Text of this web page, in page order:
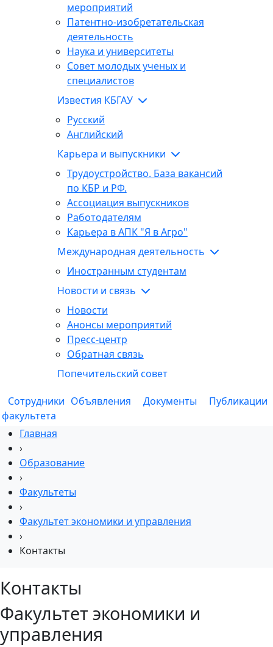
мероприятий
Патентно-изобретательская
деятельность
Наука и университеты
Совет молодых ученых и
специалистов
Известия КБГАУ
Русский
Английский
Карьера и выпускники
Трудоустройство. База вакансий
по КБР и РФ.
Ассоциация выпускников
Работодателям
Карьера в АПК "Я в Агро"
Международная деятельность
Иностранным студентам
Новости и связь
Новости
Анонсы мероприятий
Пресс-центр
Обратная связь
Попечительский совет
Сотрудники
факультета
Объявления Документы Публикации
Главная
›
Образование
›
Факультеты
›
Факультет экономики и управления
›
Контакты
Контакты
Факультет экономики и
управления